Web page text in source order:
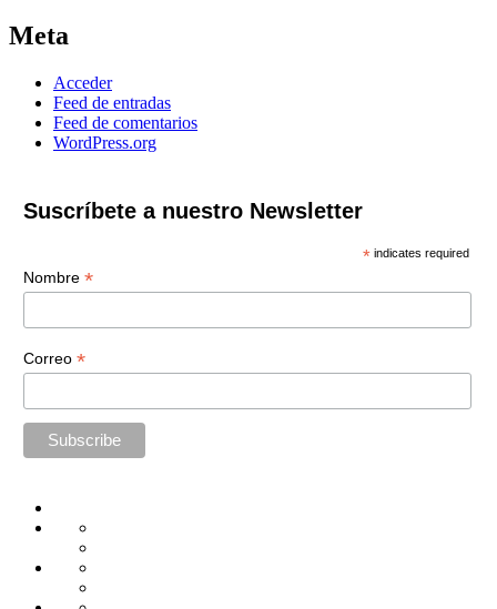
Meta
Acceder
Feed de entradas
Feed de comentarios
WordPress.org
Suscríbete a nuestro Newsletter
* indicates required
Nombre *
Correo *
Administración
Capacitación